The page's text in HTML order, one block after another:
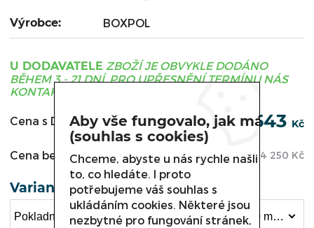
Výrobce: BOXPOL
U DODAVATELE ZBOŽÍ JE OBVYKLE DODÁNO
BĚHEM 3 - 21 DNÍ, PRO UPŘESNĚNÍ TERMÍNU NÁS
KONTAKTUJTE.
Cena s DPH: 53 543 Kč
Cena bez DPH: 44 250 Kč
Varianta
Pokladní box , GKX 01, délka 3100 mm, pás 1500 mm (53 543 Kč)
Aby vše fungovalo, jak má
(souhlas s cookies)
Chceme, abyste u nás rychle našli
to, co hledáte. I proto
potřebujeme váš souhlas s
ukládáním cookies. Některé jsou
nezbytné pro fungování stránek,